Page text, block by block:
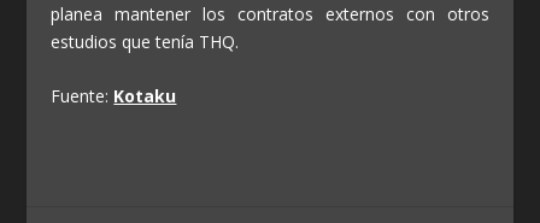
planea mantener los contratos externos con otros
estudios que tenía THQ.
Fuente: Kotaku